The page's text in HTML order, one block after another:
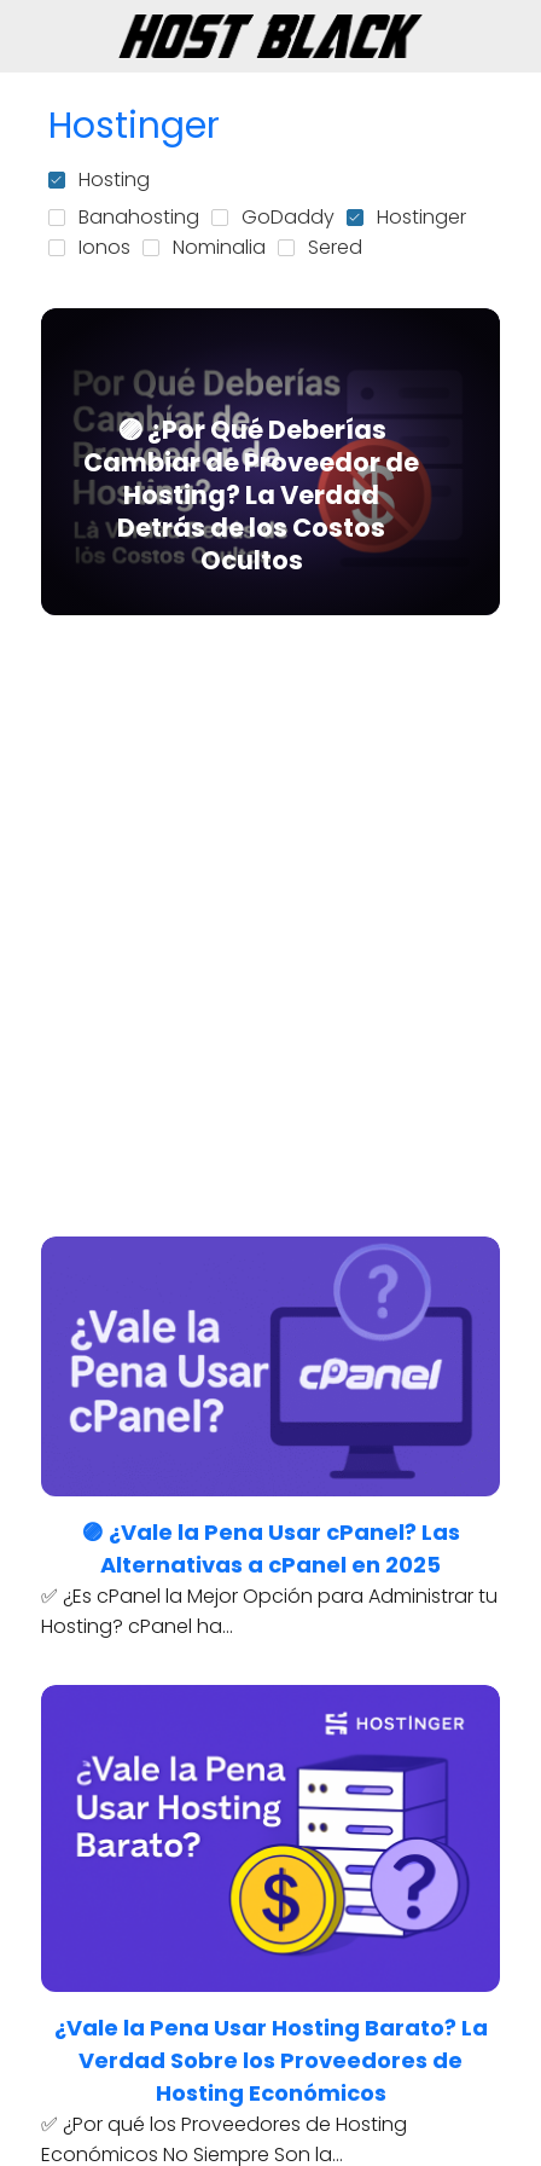
Hostinger
Hosting
Banahosting
GoDaddy
Hostinger
Ionos
Nominalia Sered
🟣 ¿Por Qué Deberías
Cambiar de Proveedor de
Hosting? La Verdad
Detrás de los Costos
Ocultos
🟣 ¿Vale la Pena Usar cPanel? Las
Alternativas a cPanel en 2025
✅ ¿Es cPanel la Mejor Opción para Administrar tu
Hosting? cPanel ha…
¿Vale la Pena Usar Hosting Barato? La
Verdad Sobre los Proveedores de
Hosting Económicos
✅ ¿Por qué los Proveedores de Hosting
Económicos No Siempre Son la…